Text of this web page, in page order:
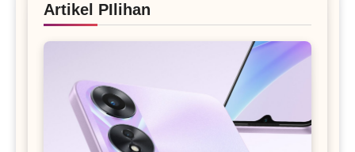
Artikel PIlihan